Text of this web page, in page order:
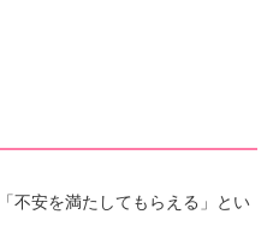
不安を満たしてもらえる」とい